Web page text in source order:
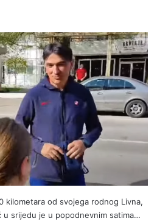
kilometara od svojega rodnog Livna,
u srijedu je u popodnevnim satima…